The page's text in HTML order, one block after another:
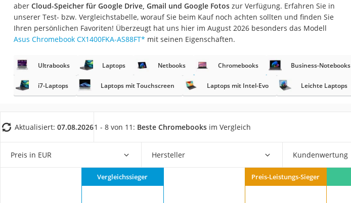
Gaming-PC
Soundbar
17-Zoll-Laptop
Gaming-Headset
Schnurloses Telefon
Ladekabel Typ 2 Schuko
Acer Aspire
Service
aber Cloud-Speicher für Google Drive, Gmail und Google Fotoszur Verfügung. Erfahren Sie in
unserer Test- bzw. Vergleichstabelle, worauf Sie beim Kauf noch achten sollten und finden Sie
Ihren persönlichen Favoriten! Überzeugt hat uns hier im August 2026 besonders das Modell
Asus Chromebook CX1400FKA-AS88FT* mit seinen Eigenschaften.
Ultrabooks Laptops Netbooks Chromebooks Business-Notebooks
i7-Laptops Laptops mit Touchscreen Laptops mit Intel-Evo Leichte Laptops
Aktualisiert: 07.08.20261 - 8 von 11: Beste Chromebooks im Vergleich
Preis in EUR Hersteller Kundenwertung
Vergleichssieger Preis-Leistungs-Sieger